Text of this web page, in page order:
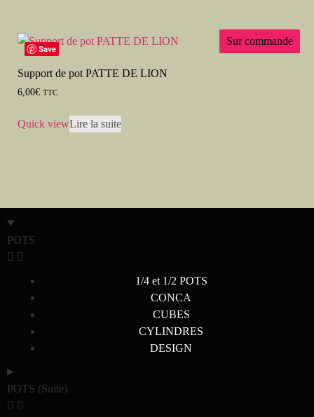
Save
Sur commande
Support de pot PATTE DE LION
6,00€ TTC
Quick viewLire la suite
POTS
1/4 et 1/2 POTS
CONCA
CUBES
CYLINDRES
DESIGN
POTS (Suite)